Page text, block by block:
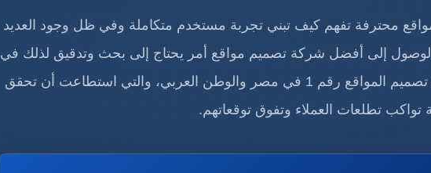
محترفة تفهم كيف تبني تجربة مستخدم متكاملة وفي ظل وجود العديد
إلى أفضل شركة تصميم مواقع أمر يحتاج إلى بحث وتدقيق لذلك في
هذا المقال سنأخذك في جولة للتعرف على شركة تصميم المواقع رقم 1 في مصر والوطن العربي، والتي استطاعت أن تحقق
تواكب تطلعات العملاء وتفوق توقعاتهم.